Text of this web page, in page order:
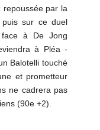
repoussée par la
puis sur ce duel
à De Jong
à Pléa -
Balotelli touché
et prometteur
ne cadrera pas
(90e +2).